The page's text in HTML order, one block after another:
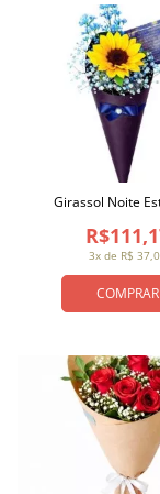
COMPRAR
3x de R$
Girassol Noite